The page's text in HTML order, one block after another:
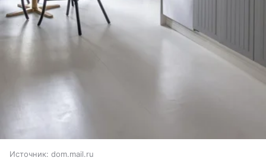
Источник: dom.mail.ru